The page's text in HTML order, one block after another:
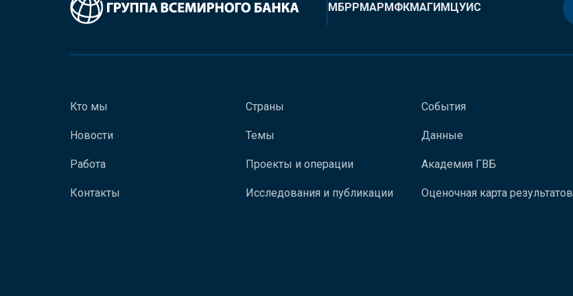
МБРРМАРМФКМАГИМЦУИС
Кто мы
Новости
Работа
Контакты
Страны
Темы
Проекты и операции
Исследования и публикации
События
Данные
Академия ГВБ
Оценочная карта результатов